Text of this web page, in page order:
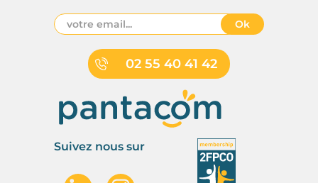
02 55 40 41 42
Ok
Suivez nous sur